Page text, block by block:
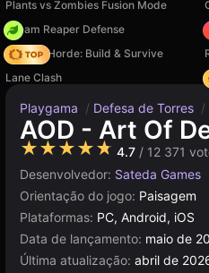
Plants vs Zombies Fusion Mode
Dream Reaper Defense
Zombie Horde: Build & Survive
Lane Clash
Playgama / Defesa de Torres /
AOD - Art Of
★★★★★ 4.7 / 12 371
Desenvolvedor: Sateda Games
Orientação do jogo: Paisagem
Plataformas: PC, Android, iOS
Data de lançamento: maio de
Última atualização: abril de